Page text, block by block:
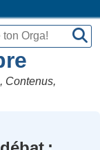
Contenus,